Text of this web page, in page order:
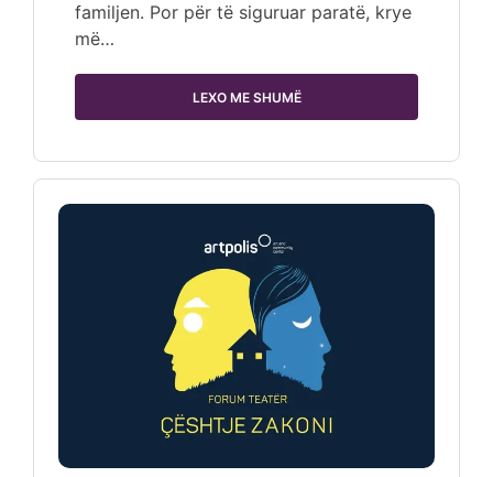
familjen. Por për të siguruar paratë, krye
më…
LEXO ME SHUMË